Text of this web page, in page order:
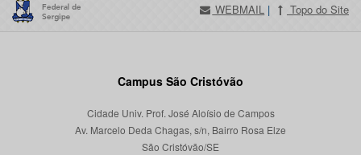
WEBMAIL | Topo do Site
Campus São Cristóvão
Cidade Univ. Prof. José Aloísio de Campos
Av. Marcelo Deda Chagas, s/n, Bairro Rosa Elze
São Cristóvão/SE